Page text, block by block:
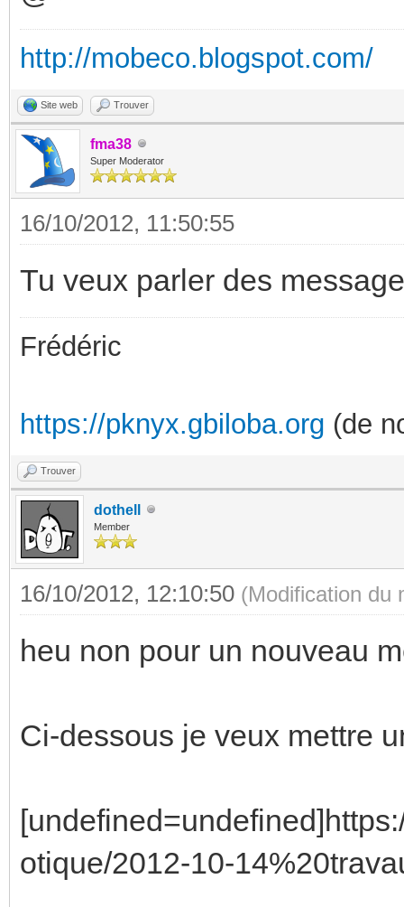
http://mobeco.blogspot.com/
Site web Trouver
fma38
Super Moderator
16/10/2012, 11:50:55
Tu veux parler des
Frédéric
https://pknyx.gbiloba.org (de
Trouver
dothell
Member
16/10/2012, 12:10:50 (Modification du
heu non pour un nouveau
Ci-dessous je veux mettre
otique/2012-10-